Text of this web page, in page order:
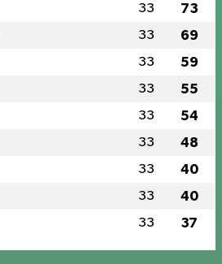
33 73
33 69
33 59
33 55
33 54
33 48
33 40
33 40
33 37